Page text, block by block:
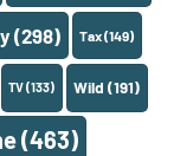
(298) Tax(149)
TV(133) Wild (191)
(463)